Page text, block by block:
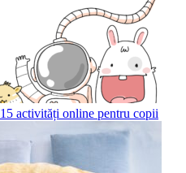
activități online pentru copii